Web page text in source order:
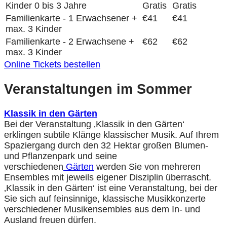
Kinder 0 bis 3 Jahre
Gratis Gratis
Familienkarte - 1 Erwachsener +
max. 3 Kinder
€41 €41
Familienkarte - 2 Erwachsene +
max. 3 Kinder
€62 €62
Online Tickets bestellen
Veranstaltungen im Sommer
Klassik in den Gärten
Bei der Veranstaltung ‚Klassik in den Gärten‘
erklingen subtile Klänge klassischer Musik. Auf Ihrem
Spaziergang durch den 32 Hektar großen Blumen-
und Pflanzenpark und seine
verschiedenen Gärten werden Sie von mehreren
Ensembles mit jeweils eigener Disziplin überrascht.
‚Klassik in den Gärten‘ ist eine Veranstaltung, bei der
Sie sich auf feinsinnige, klassische Musikkonzerte
verschiedener Musikensembles aus dem In- und
Ausland freuen dürfen.